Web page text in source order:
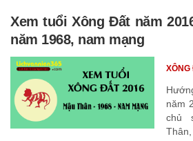
Xem tuổi Xông Đất năm
năm 1968, nam mạng
năm
chủ
Thân,
XÔNG